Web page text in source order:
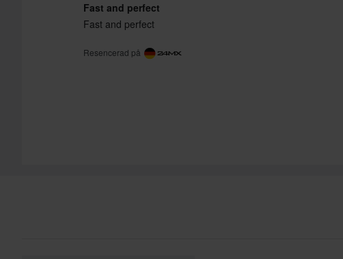
Fast and perfect
Fast and perfect
Resencerad på